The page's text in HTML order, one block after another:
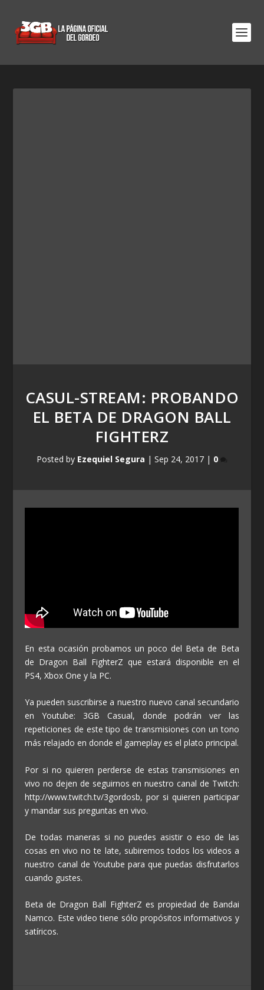
CASUL-STREAM: PROBANDO
EL BETA DE DRAGON BALL
FIGHTERZ
Posted by Ezequiel Segura | Sep 24, 2017 | 0
En esta ocasión probamos un poco del Beta de Beta
de Dragon Ball FighterZ que estará disponible en el
PS4, Xbox One y la PC.
Ya pueden suscribirse a nuestro nuevo canal secundario
en Youtube: 3GB Casual, donde podrán ver las
repeticiones de este tipo de transmisiones con un tono
más relajado en donde el gameplay es el plato principal.
Por si no quieren perderse de estas transmisiones en
vivo no dejen de seguirnos en nuestro canal de Twitch:
http://www.twitch.tv/3gordosb, por si quieren participar
y mandar sus preguntas en vivo.
De todas maneras si no puedes asistir o eso de las
cosas en vivo no te late, subiremos todos los videos a
nuestro canal de Youtube para que puedas disfrutarlos
cuando gustes.
Beta de Dragon Ball FighterZ es propiedad de Bandai
Namco. Este video tiene sólo propósitos informativos y
satíricos.